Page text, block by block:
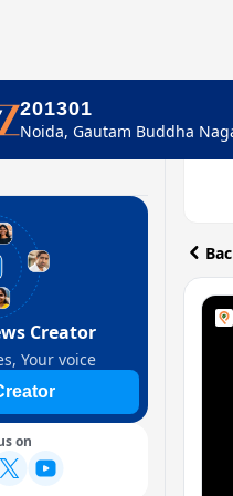
201301
Creator
Your voice
on